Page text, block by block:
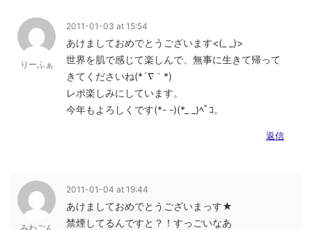
りーふぁ
2011-01-03 at 15:54
あけましておめでとうございます<(_ _)>
世界を肌で感じて楽しんで、無事に生きて帰って
きてくださいね(*´∇｀*)
レポ楽しみにしています。
今年もよろしくです(*- -)(*_ _)ﾍﾟｺ。
返信
みわごん
2011-01-04 at 19:44
あけましておめでとうございまっす★
禁煙してるんですと？！すっごいなあ